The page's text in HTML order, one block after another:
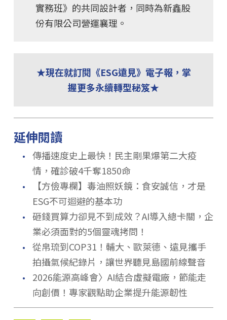
實務班》的共同設計者，同時為新鑫股
份有限公司營運襄理。
★現在就訂閱《ESG遠見》電子報，掌
握更多永續轉型秘笈★
延伸閱讀
． 傳播速度史上最快！民主剛果爆第二大疫
情，確診破4千奪1850命
．
【方儉專欄】毒油照妖鏡：食安誠信，才是
ESG不可迴避的基本功
． 砸錢買算力卻見不到成效？AI導入總卡關，企
業必須面對的5個靈魂拷問！
． 從帛琉到COP31！輔大、歐萊德、遠見攜手
拍攝氣候紀錄片，讓世界聽見島國前線聲音
．
2026能源高峰會〉AI結合虛擬電廠，節能走
向創價！專家觀點助企業提升能源韌性